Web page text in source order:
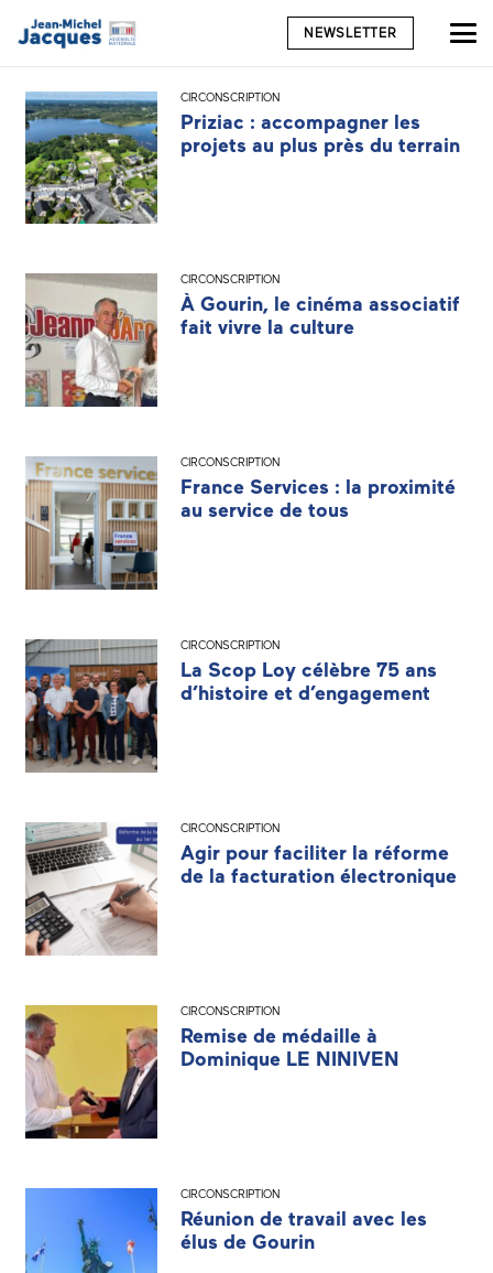
NEWSLETTER
CIRCONSCRIPTION
Priziac : accompagner les
projets au plus près du terrain
CIRCONSCRIPTION
À Gourin, le cinéma associatif
fait vivre la culture
CIRCONSCRIPTION
France Services : la proximité
au service de tous
CIRCONSCRIPTION
La Scop Loy célèbre 75 ans
d’histoire et d’engagement
CIRCONSCRIPTION
Agir pour faciliter la réforme
de la facturation électronique
CIRCONSCRIPTION
Remise de médaille à
Dominique LE NINIVEN
CIRCONSCRIPTION
Réunion de travail avec les
élus de Gourin